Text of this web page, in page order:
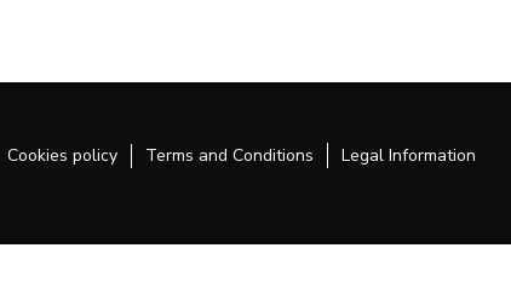
Cookies policy Terms and Conditions Legal Information